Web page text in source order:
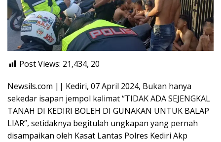
Post Views: 21,434, 20
Newsils.com || Kediri, 07 April 2024, Bukan hanya
sekedar isapan jempol kalimat “TIDAK ADA SEJENGKAL
TANAH DI KEDIRI BOLEH DI GUNAKAN UNTUK BALAP
LIAR”, setidaknya begitulah ungkapan yang pernah
disampaikan oleh Kasat Lantas Polres Kediri Akp